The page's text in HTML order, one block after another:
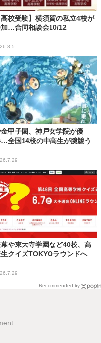
高校受験】横須賀の私立4校が
加…合同相談会10/12
甲子園、神戸女学院が優
…全国14校の中高生が腕競う
や東大寺学園など40校、高
クイズTOKYOラウンドへ
Recommended by